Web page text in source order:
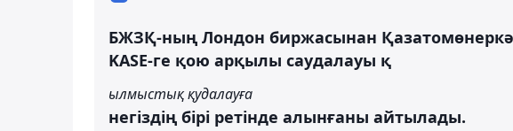
БЖЗҚ-ның Лондон биржасынан
KASE-ге қою арқылы саудалауы қ
ылмыстық қудалауға
негіздің бірі ретінде алынғаны айтылады.